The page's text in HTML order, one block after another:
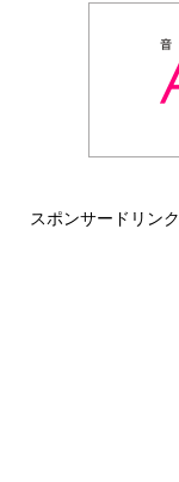
スポンサードリンク